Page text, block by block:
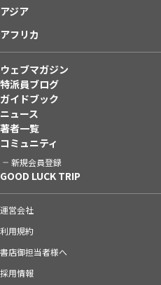
アジア
アフリカ
ウェブマガジン
特派員ブログ
ガイドブック
ニュース
著者一覧
コミュニティ
新規会員登録
GOOD LUCK TRIP
運営会社
利用規約
書店御担当者様へ
採用情報